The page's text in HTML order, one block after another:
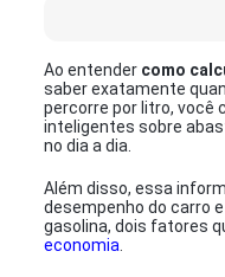
Ao entender como
saber exatamente
percorre por litro, você
inteligentes sobre
no dia a dia.
Além disso, essa
desempenho do carro
gasolina, dois fatores
economia